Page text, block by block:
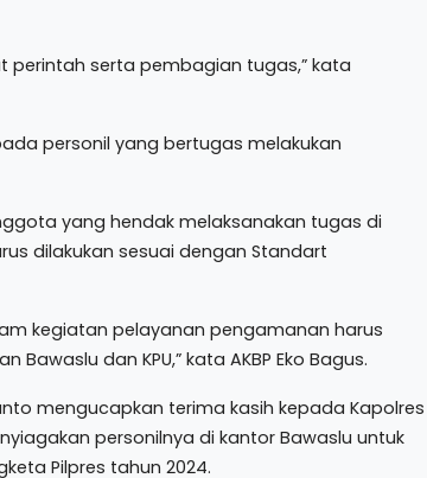
perintah serta pembagian tugas,” kata
personil yang bertugas melakukan
yang hendak melaksanakan tugas di
dilakukan sesuai dengan Standart
kegiatan pelayanan pengamanan harus
dan KPU,” kata AKBP Eko Bagus.
mengucapkan terima kasih kepada Kapolres
personilnya di kantor Bawaslu untuk
Pilpres tahun 2024.